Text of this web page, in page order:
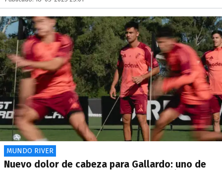
MUNDO RIVER
Nuevo dolor de cabeza para Gallardo: uno de